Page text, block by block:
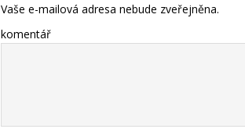
Vaše e-mailová adresa nebude zveřejněna.
komentář